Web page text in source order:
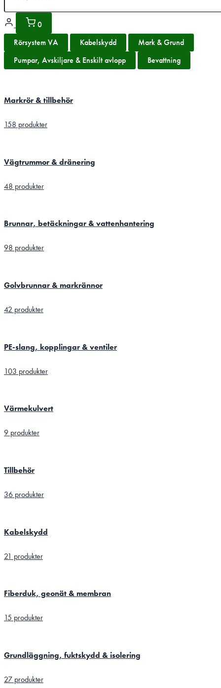
0
Rörsystem VA
Kabelskydd
Mark & Grund
Pumpar, Avskiljare & Enskilt avlopp
Bevattning
Markrör & tillbehör
158 produkter
Vägtrummor & dränering
48 produkter
Brunnar, betäckningar & vattenhantering
98 produkter
Golvbrunnar & markrännor
42 produkter
PE-slang, kopplingar & ventiler
103 produkter
Värmekulvert
9 produkter
Tillbehör
36 produkter
Kabelskydd
21 produkter
Fiberduk, geonät & membran
15 produkter
Grundläggning, fuktskydd & isolering
27 produkter